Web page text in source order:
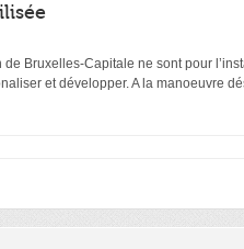
Bruxelles-Capitale ne sont pour
et développer. A la manoeuvre